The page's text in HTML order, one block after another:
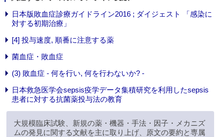
日本版敗血症診療ガイドライン2016 ; ダイジェスト 「感染に
対する初期治療」
[4] 投与速度, 順番に注意する薬
菌血症・敗血症
(3) 敗血症 - 何を行い, 何を行わないか? -
日本救急医学会sepsis疫学データ集積研究を利用したsepsis
患者に対する抗菌薬投与法の教育
大規模臨床試験、新規の薬・機器・手法・因子・メカニズ
ムの発見に関する文献を主に取り上げ、原文の要約と専属